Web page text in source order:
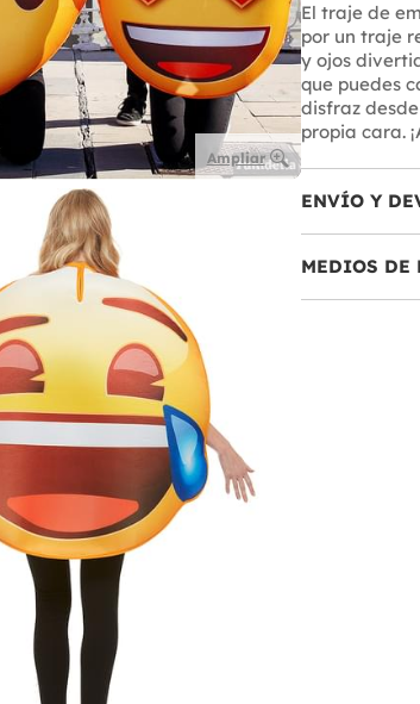
Ampliar
El traje de
por un traje
y ojos
que puedes
disfraz
propia cara.
ENVÍO Y
MEDIOS DE